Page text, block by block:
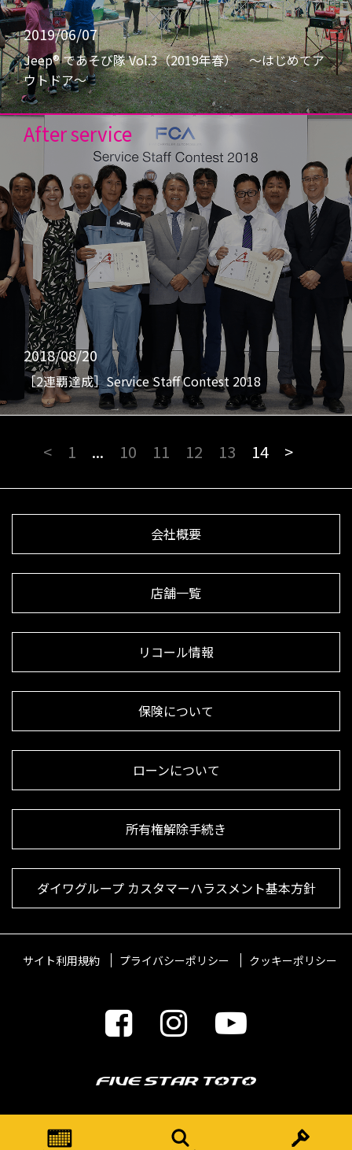
2019/06/07
Jeep® であそび隊 Vol.3（2019年春） 〜はじめてア
ウトドア〜
After service
2018/08/20
［2連覇達成］Service Staff Contest 2018
< 1 ... 10 11 12 13 14 >
会社概要
店舗一覧
リコール情報
保険について
ローンについて
所有権解除手続き
ダイワグループ カスタマーハラスメント基本方針
サイト利用規約 プライバシーポリシー クッキーポリシー